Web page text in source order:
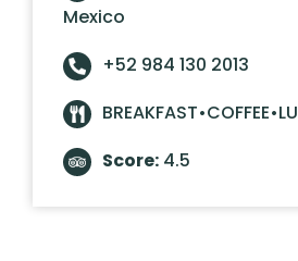
Mexico
+52 984 130 2013
Score: 4.5